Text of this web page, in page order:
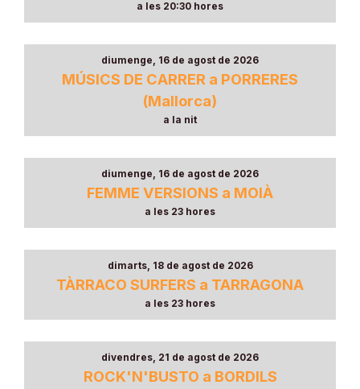
a les 20:30 hores
diumenge, 16 de agost de 2026
MÚSICS DE CARRER a PORRERES
(Mallorca)
a la nit
diumenge, 16 de agost de 2026
FEMME VERSIONS a MOIÀ
a les 23 hores
dimarts, 18 de agost de 2026
TÀRRACO SURFERS a TARRAGONA
a les 23 hores
divendres, 21 de agost de 2026
ROCK'N'BUSTO a BORDILS